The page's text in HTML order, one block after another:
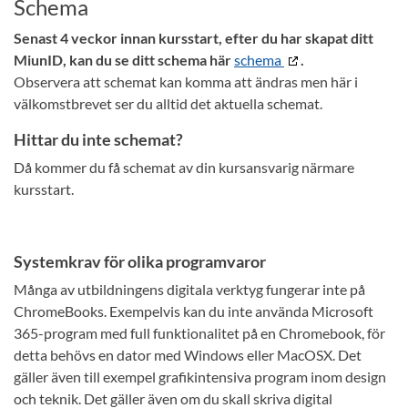
Schema
Senast 4 veckor innan kursstart, efter du har skapat ditt
MiunID, kan du se ditt schema härschema
.
Observera att schemat kan komma att ändras men här i
välkomstbrevet ser du alltid det aktuella schemat.
Hittar du inte schemat?
Då kommer du få schemat av din kursansvarig närmare
kursstart.
Systemkrav för olika programvaror
Många av utbildningens digitala verktyg fungerar inte på
ChromeBooks. Exempelvis kan du inte använda Microsoft
365-program med full funktionalitet på en Chromebook, för
detta behövs en dator med Windows eller MacOSX. Det
gäller även till exempel grafikintensiva program inom design
och teknik. Det gäller även om du skall skriva digital